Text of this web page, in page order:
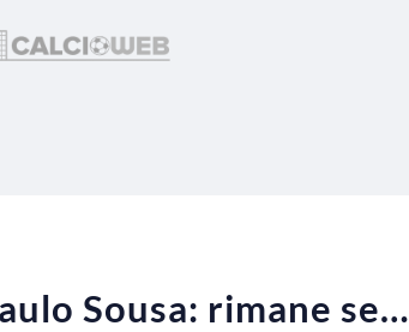
Sousa: rimane se…